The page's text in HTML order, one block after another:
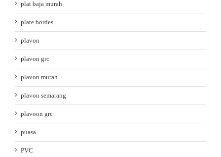
plat baja murah
plate bordes
plavon
plavon grc
plavon murah
plavon semarang
plavoon grc
puasa
PVC